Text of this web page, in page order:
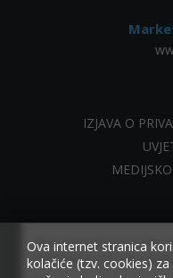
Allow www.ekvarner.info
notifications to your
IZJAVA O
Ova internet stranica
kolačiće (tzv. cookies) za